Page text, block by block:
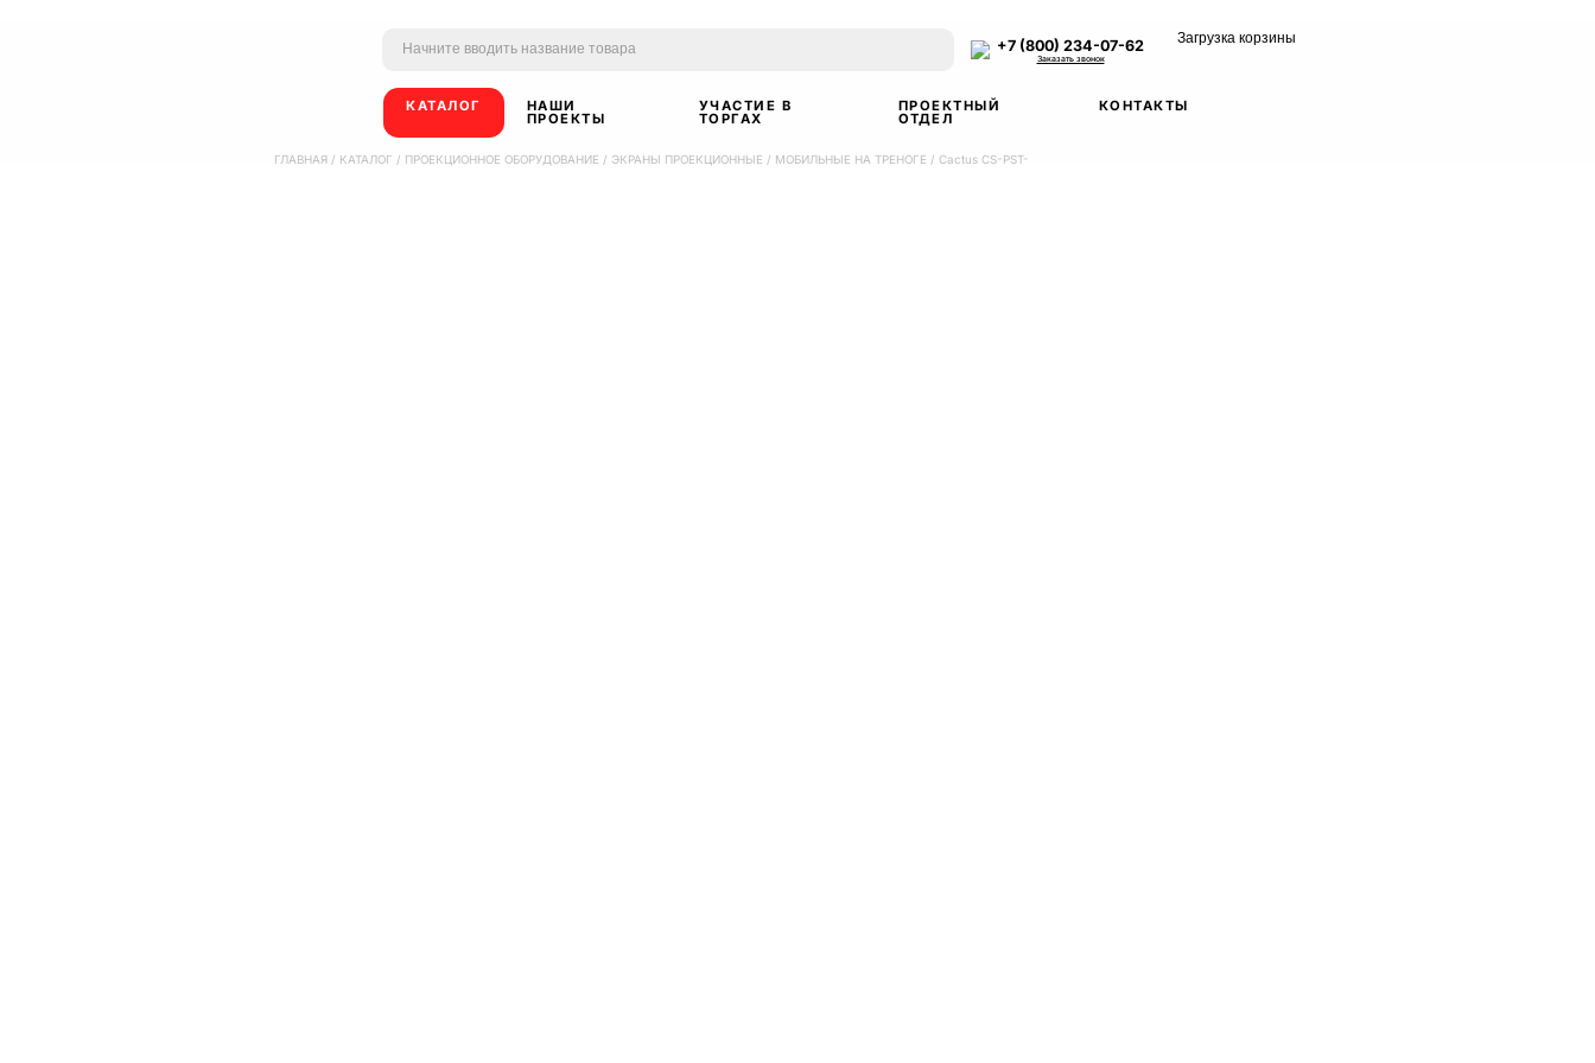
+7 (800) 234-07-62
Заказать звонок
Загрузка корзины
КАТАЛОГ НАШИ
ПРОЕКТЫ
УЧАСТИЕ В
ТОРГАХ
ПРОЕКТНЫЙ
ОТДЕЛ
КОНТАКТЫ
ГЛАВНАЯ / КАТАЛОГ / ПРОЕКЦИОННОЕ ОБОРУДОВАНИЕ / ЭКРАНЫ ПРОЕКЦИОННЫЕ / МОБИЛЬНЫЕ НА ТРЕНОГЕ / Cactus CS-PST-